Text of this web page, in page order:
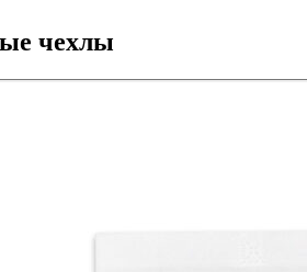
чехлы